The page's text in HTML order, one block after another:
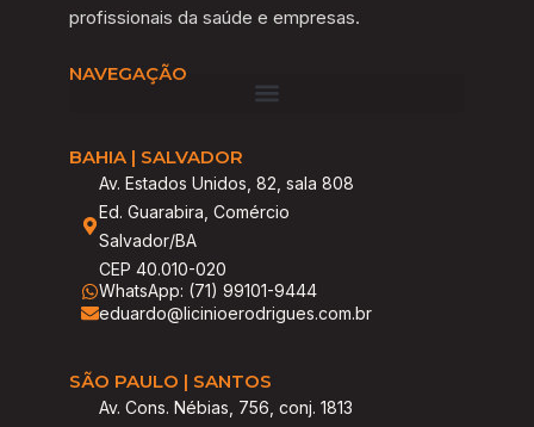
profissionais da saúde e empresas.
NAVEGAÇÃO
BAHIA | SALVADOR
Av. Estados Unidos, 82, sala 808
Ed. Guarabira, Comércio
Salvador/BA
CEP 40.010-020
WhatsApp: (71) 99101-9444
eduardo@licinioerodrigues.com.br
SÃO PAULO | SANTOS
Av. Cons. Nébias, 756, conj. 1813